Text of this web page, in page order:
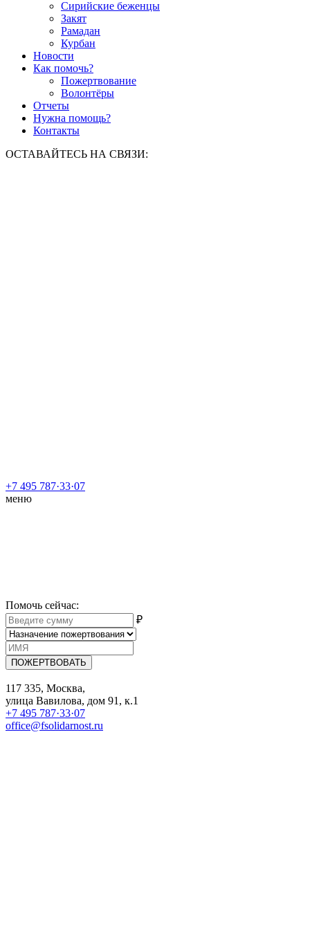
Сирийские беженцы
Закят
Рамадан
Курбан
Новости
Как помочь?
Пожертвование
Волонтёры
Отчеты
Нужна помощь?
Контакты
ОСТАВАЙТЕСЬ НА СВЯЗИ:
+7 495 787·33·07
меню
Помочь сейчас:
₽
ПОЖЕРТВОВАТЬ
117 335, Москва,
улица Вавилова, дом 91, к.1
+7 495 787·33·07
office@fsolidarnost.ru